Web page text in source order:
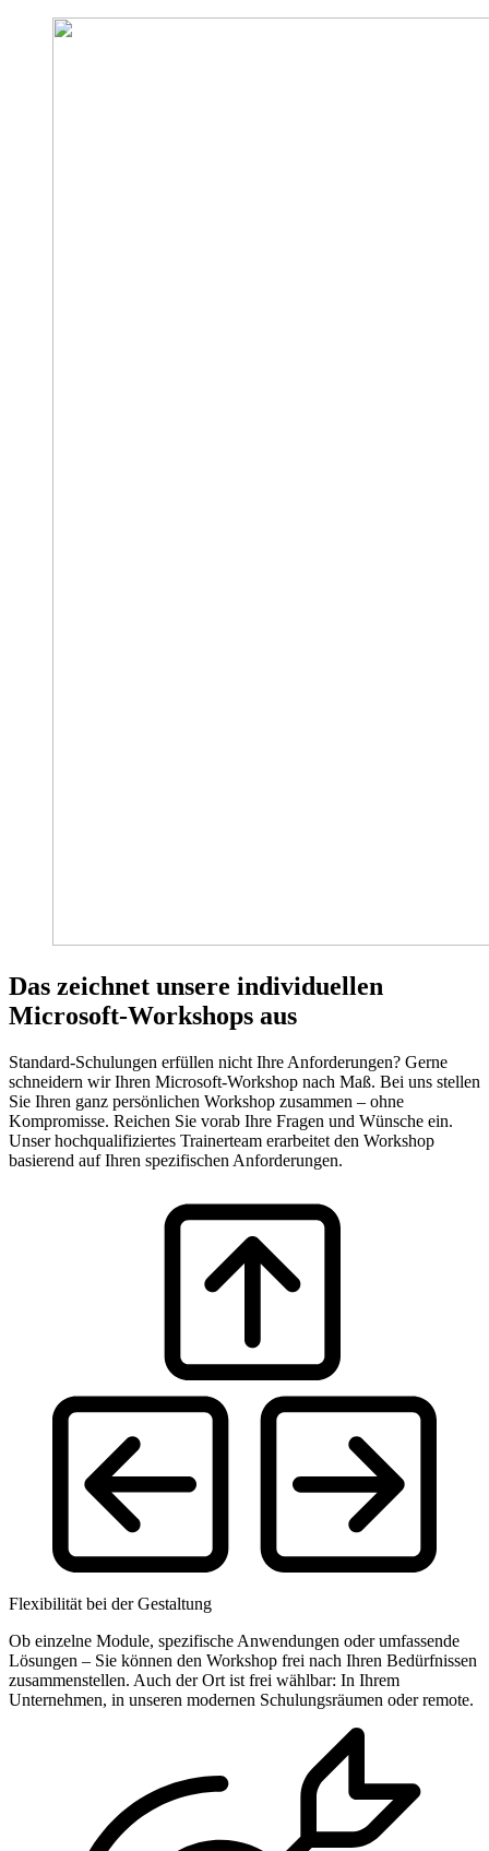
Das zeichnet unsere individuellen
Microsoft-Workshops aus
Standard-Schulungen erfüllen nicht Ihre Anforderungen? Gerne
schneidern wir Ihren Microsoft-Workshop nach Maß. Bei uns stellen
Sie Ihren ganz persönlichen Workshop zusammen – ohne
Kompromisse. Reichen Sie vorab Ihre Fragen und Wünsche ein.
Unser hochqualifiziertes Trainerteam erarbeitet den Workshop
basierend auf Ihren spezifischen Anforderungen.
Flexibilität bei der Gestaltung
Ob einzelne Module, spezifische Anwendungen oder umfassende
Lösungen – Sie können den Workshop frei nach Ihren Bedürfnissen
zusammenstellen. Auch der Ort ist frei wählbar: In Ihrem
Unternehmen, in unseren modernen Schulungsräumen oder remote.